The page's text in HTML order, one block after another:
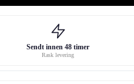
Sendt innen 48 timer
Rask levering